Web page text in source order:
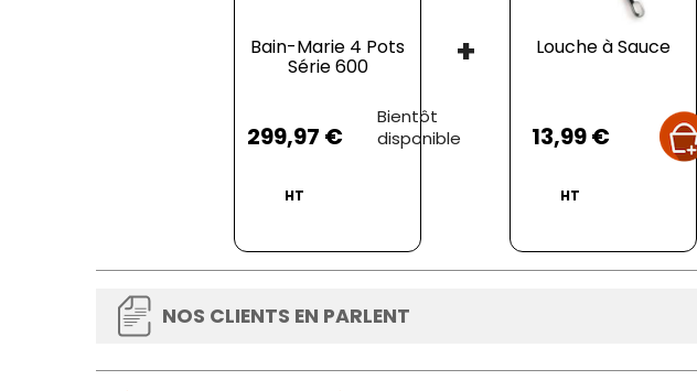
Bain-Marie 4 Pots
Série 600
299,97 €
HT
Bientôt
disponible
+ Louche à Sauce
13,99 €
HT
NOS CLIENTS EN PARLENT